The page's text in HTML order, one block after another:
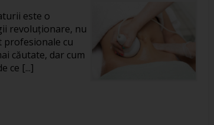
este o
revoluționare, nu
profesionale cu
căutate, dar cum
ce [...]